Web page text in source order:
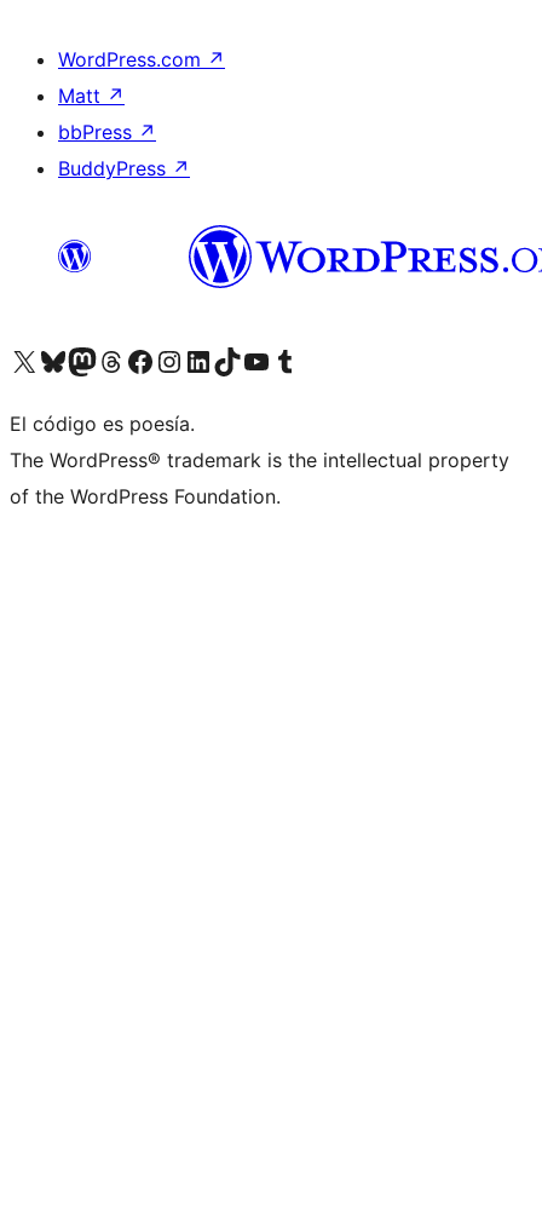
WordPress.com ↗
Matt ↗
bbPress ↗
BuddyPress ↗
Visitá nuestra cuenta de X (anteriormente Twitter)
Visitá nuestra cuenta de Bluesky
Visitá nuestra cuenta de Mastodon
Visitá nuestra cuenta de Threads
Visitá nuestra página de Facebook
Visitá nuestra cuenta de Instagram
Visitá nuestra cuenta de LinkedIn
Visitá nuestra cuenta de TikTok
Visitá nuestro canal de YouTube
Visitá nuestra cuenta de Tumblr
El código es poesía.
The WordPress® trademark is the intellectual property
of the WordPress Foundation.